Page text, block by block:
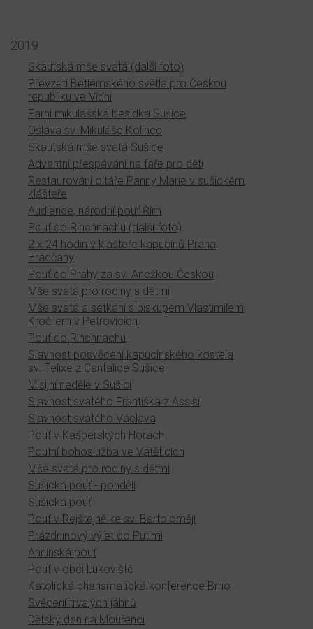
2019
Skautská mše svatá (další foto)
Převzetí Betlémského světla pro Českou
republiku ve Vídni
Farní mikulášská besídka Sušice
Oslava sv. Mikuláše Kolinec
Skautská mše svatá Sušice
Adventní přespávání na faře pro děti
Restaurování oltáře Panny Marie v sušickém
klášteře
Audience, národní pouť Řím
Pouť do Rinchnachu (další foto)
2 x 24 hodin v klášteře kapucínů Praha
Hradčany
Pouť do Prahy za sv. Anežkou Českou
Mše svatá pro rodiny s dětmi
Mše svatá a setkání s biskupem Vlastimilem
Kročilem v Petrovicích
Pouť do Rinchnachu
Slavnost posvěcení kapucínského kostela
sv. Felixe z Cantalice Sušice
Misijní neděle v Sušici
Slavnost svatého Františka z Assisi
Slavnost svatého Václava
Pouť v Kašperských Horách
Poutní bohoslužba ve Vatěticích
Mše svatá pro rodiny s dětmi
Sušická pouť - pondělí
Sušická pouť
Pouť v Rejštejně ke sv. Bartoloměji
Prázdninový výlet do Putimi
Annínská pouť
Pouť v obci Lukoviště
Katolická charismatická konference Brno
Svěcení trvalých jáhnů
Dětský den na Mouřenci